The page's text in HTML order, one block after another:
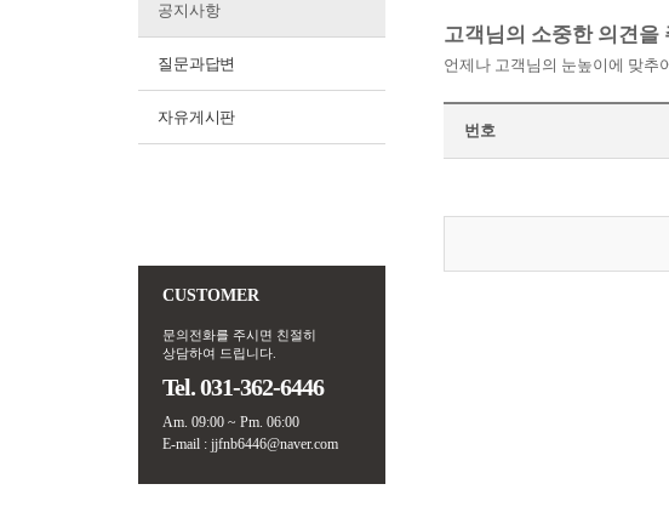
공지사항
질문과답변
자유게시판
CUSTOMER
문의전화를 주시면 친절히
상담하여 드립니다.
Tel. 031-362-6446
Am. 09:00 ~ Pm. 06:00
E-mail : jjfnb6446@naver.com
고객님의 소중한 의견을
언제나 고객님의 눈높이에 맞추
번호